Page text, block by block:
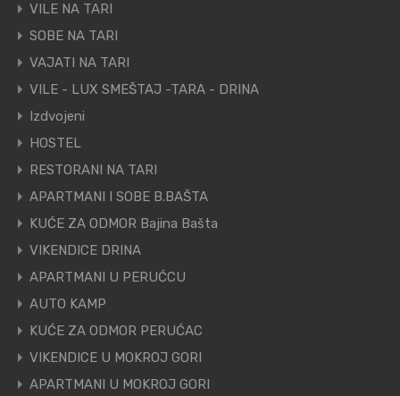
VILE NA TARI
SOBE NA TARI
VAJATI NA TARI
VILE - LUX SMEŠTAJ -TARA - DRINA
Izdvojeni
HOSTEL
RESTORANI NA TARI
APARTMANI I SOBE B.BAŠTA
KUĆE ZA ODMOR Bajina Bašta
VIKENDICE DRINA
APARTMANI U PERUĆCU
AUTO KAMP
KUĆE ZA ODMOR PERUĆAC
VIKENDICE U MOKROJ GORI
APARTMANI U MOKROJ GORI